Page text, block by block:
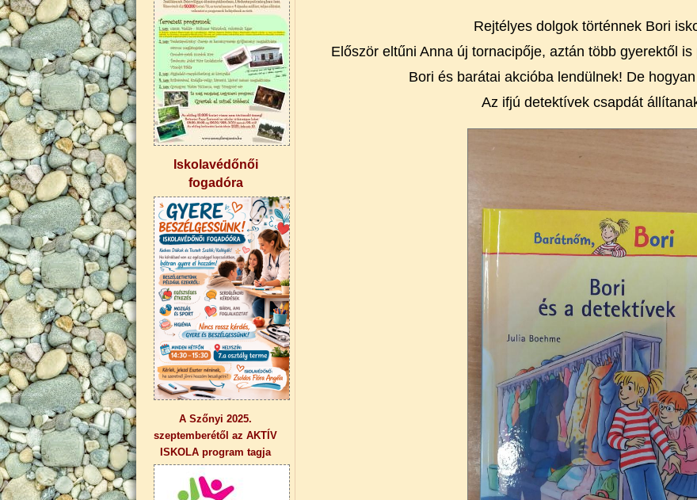
Iskolavédőnői
fogadóra
A Szőnyi 2025.
szeptemberétől az AKTÍV
ISKOLA program tagja
Rejtélyes dolgok történnek Bori
Először eltűni Anna új tornacipője, aztán több gyerektől
Bori és barátai akcióba lendülnek! De
Az ifjú detektívek csapdát